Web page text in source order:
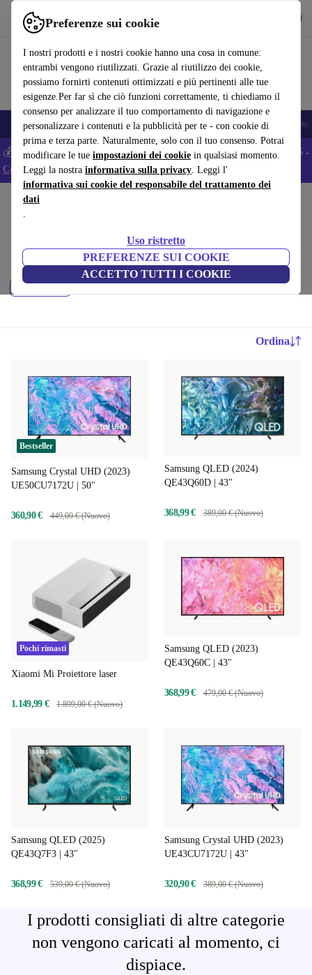
Preferenze sui cookie
I nostri prodotti e i nostri cookie hanno una cosa in comune:
entrambi vengono riutilizzati. Grazie al riutilizzo dei cookie,
possiamo fornirti contenuti ottimizzati e più pertinenti alle tue
esigenze.Per far sì che ciò funzioni correttamente, ti chiediamo il
consenso per analizzare il tuo comportamento di navigazione e
personalizzare i contenuti e la pubblicità per te - con cookie di
prima e terza parte. Naturalmente, solo con il tuo consenso. Potrai
modificare le tue impostazioni dei cookie in qualsiasi momento.
Leggi la nostra informativa sulla privacy. Leggi l'
informativa sui cookie del responsabile del trattamento dei
dati
.
Uso ristretto
PREFERENZE SUI COOKIE
ACCETTO TUTTI I COOKIE
Usa refurbed in modo rapido e semplice
🎒 Back to school Smartphone Portatili Tablet Smartwatch
💰 Extra -5% su tutti gli smartphone Android - Codice: ANDROID5 -
Condizioni
Home
TV ricondizionati certificati sotto 2700 – risparmia fino al 40%. Resi
entro 30 giorni e garanzia di 12 mesi. Acquista in modo sostenibile oggi!
Filtra
Ordina
Bestseller
Samsung Crystal UHD (2023)
UE50CU7172U | 50"
360,90 € 449,00 € (Nuovo)
Samsung QLED (2024)
QE43Q60D | 43"
368,99 € 389,00 € (Nuovo)
Pochi rimasti
Xiaomi Mi Proiettore laser
1.149,99 € 1.899,00 € (Nuovo)
Samsung QLED (2023)
QE43Q60C | 43"
368,99 € 479,00 € (Nuovo)
Samsung QLED (2025)
QE43Q7F3 | 43"
368,99 € 539,00 € (Nuovo)
Samsung Crystal UHD (2023)
UE43CU7172U | 43"
320,90 € 389,00 € (Nuovo)
I prodotti consigliati di altre categorie
non vengono caricati al momento, ci
dispiace.